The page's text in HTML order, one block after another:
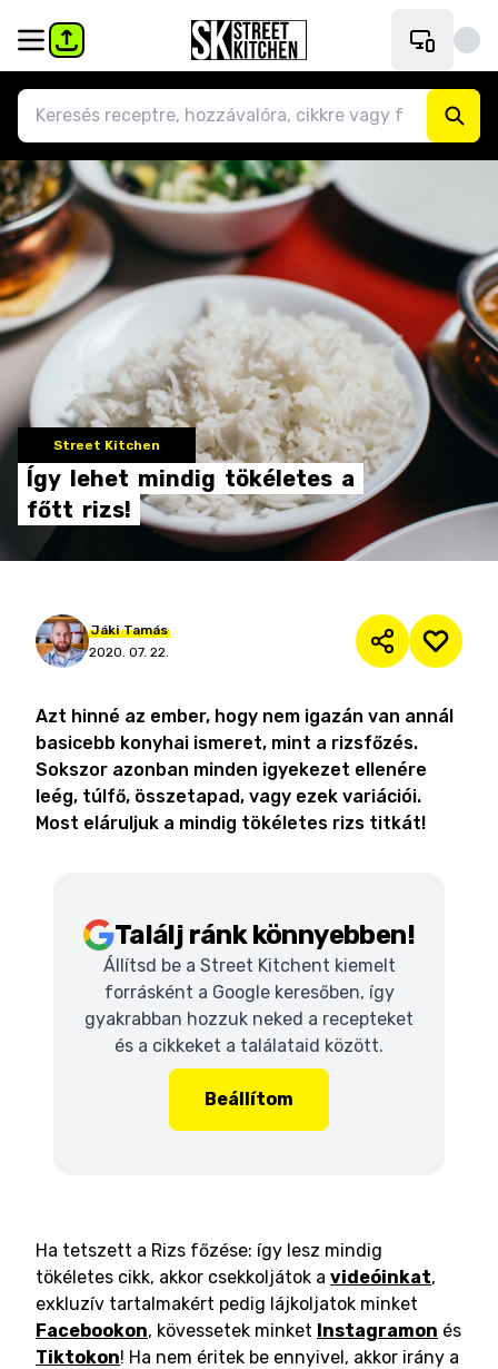
Street Kitchen
Így lehet mindig tökéletes a
főtt rizs!
Jáki Tamás
2020. 07. 22.
Azt hinné az ember, hogy nem igazán van annál
basicebb konyhai ismeret, mint a rizsfőzés.
Sokszor azonban minden igyekezet ellenére
leég, túlfő, összetapad, vagy ezek variációi.
Most eláruljuk a mindig tökéletes rizs titkát!
Találj ránk könnyebben!
Állítsd be a Street Kitchent kiemelt
forrásként a Google keresőben, így
gyakrabban hozzuk neked a recepteket
és a cikkeket a találataid között.
Beállítom
Ha tetszett a Rizs főzése: így lesz mindig
tökéletes cikk, akkor csekkoljátok a videóinkat,
exkluzív tartalmakért pedig lájkoljatok minket
Facebookon, kövessetek minket Instagramon és
Tiktokon! Ha nem éritek be ennyivel, akkor irány a